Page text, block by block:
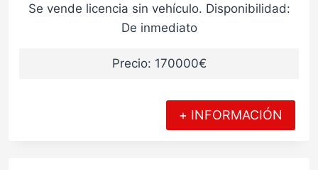
Se vende licencia sin vehículo. Disponibilidad:
De inmediato
Precio: 170000€
+ INFORMACIÓN